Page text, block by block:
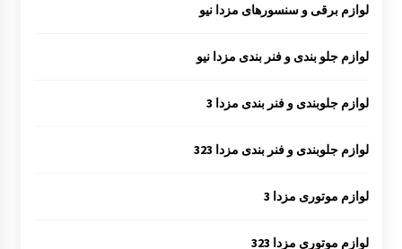
لوازم برقی و سنسورهای مزدا نیو
لوازم جلو بندی و فنر بندی مزدا نیو
لوازم جلوبندی و فنر بندی مزدا 3
لوازم جلوبندی و فنر بندی مزدا 323
لوازم موتوری مزدا 3
لوازم موتوری مزدا 323